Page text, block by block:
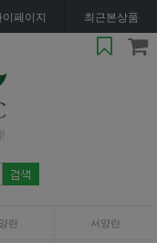
이페이지 최근본상품
란 서양란